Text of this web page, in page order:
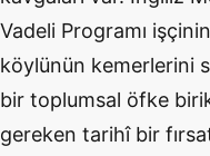
Vadeli Programı
köylünün kemerlerini
bir toplumsal öfke
gereken tarihî bir